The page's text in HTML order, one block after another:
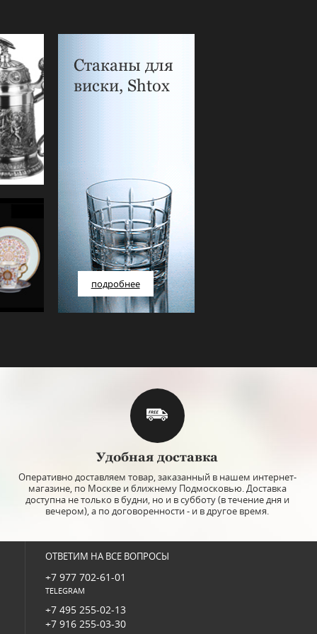
Стаканы для
виски, Shtox
подробнее
Удобная доставка
Оперативно доставляем товар, заказанный в нашем интернет-
магазине, по Москве и ближнему Подмосковью. Доставка
доступна не только в будни, но и в субботу (в течение дня и
вечером), а по договоренности - и в другое время.
ОТВЕТИМ НА ВСЕ ВОПРОСЫ
+7 977 702-61-01
TELEGRAM
+7 495 255-02-13
+7 916 255-03-30